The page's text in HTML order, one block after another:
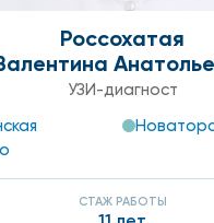
Россохатая
УЗИ-диагност
СТАЖ РАБОТЫ